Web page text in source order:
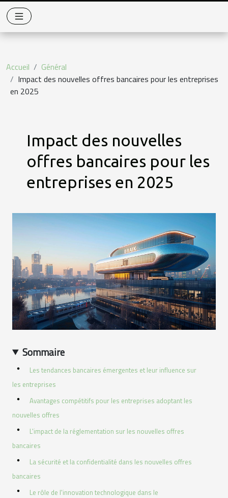
Accueil
Général
Impact des nouvelles offres bancaires pour les entreprises
en 2025
Impact des nouvelles
offres bancaires pour les
entreprises en 2025
Sommaire
Les tendances bancaires émergentes et leur influence sur
les entreprises
Avantages compétitifs pour les entreprises adoptant les
nouvelles offres
L'impact de la réglementation sur les nouvelles offres
bancaires
La sécurité et la confidentialité dans les nouvelles offres
bancaires
Le rôle de l'innovation technologique dans le